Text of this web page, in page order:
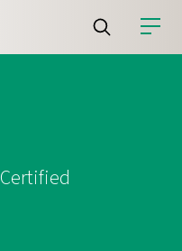
Certified